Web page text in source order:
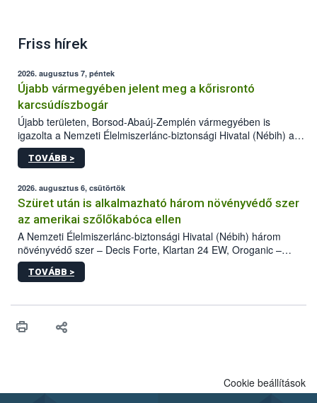
Friss hírek
2026. augusztus 7, péntek
Újabb vármegyében jelent meg a kőrisrontó
karcsúdíszbogár
Újabb területen, Borsod-Abaúj-Zemplén vármegyében is
igazolta a Nemzeti Élelmiszerlánc-biztonsági Hivatal (Nébih) a
kőrisrontó karcsúdíszbogár (Agrilus planipennis) jelenlétét. A
kártevőt nem csak színcsapdában találták meg, de már fertőzött
az intenzív felderítést, emellett az intézkedéseket a szlovák
hatósággal is összehangolják a terjedés megállítása érdekében.
TOVÁBB >
2026. augusztus 6, csütörtök
Szüret után is alkalmazható három növényvédő szer
az amerikai szőlőkabóca ellen
A Nemzeti Élelmiszerlánc-biztonsági Hivatal (Nébih) három
növényvédő szer – Decis Forte, Klartan 24 EW, Oroganic –
engedélyokiratát módosította, így azok a szüretet követően,
egészen a vesszőérettség (BBCH 91) stádiumáig
érésű szőlőkben is legyen lehetőség a károsító elleni további
felhasználók számára is elérhető és ökológiai termesztésben is
TOVÁBB >
Cookie beállítások